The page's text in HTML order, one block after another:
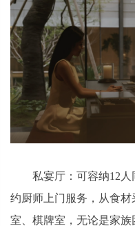
私宴厅：可容纳12
约厨师上门服务，从食
室、棋牌室，无论是家族